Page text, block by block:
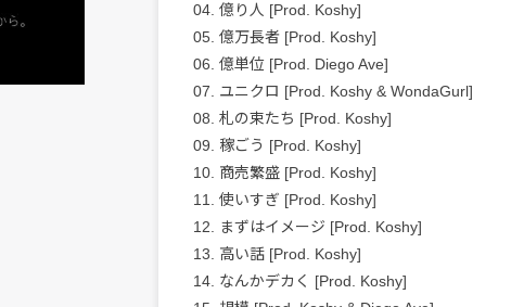
04. 億り人 [Prod. Koshy]
05. 億万⻑者 [Prod. Koshy]
06. 億単位 [Prod. Diego Ave]
07. ユニクロ [Prod. Koshy & WondaGurl]
08. 札の束たち [Prod. Koshy]
09. 稼ごう [Prod. Koshy]
10. 商売繁盛 [Prod. Koshy]
11. 使いすぎ [Prod. Koshy]
12. まずはイメージ [Prod. Koshy]
13. 高い話 [Prod. Koshy]
14. なんかデカく [Prod. Koshy]